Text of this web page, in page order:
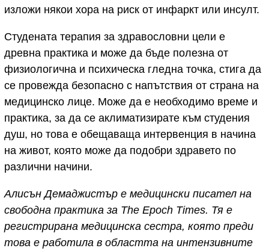
изложи някои хора на риск от инфаркт или инсулт.
Студената терапия за здравословни цели е
древна практика и може да бъде полезна от
физиологична и психическа гледна точка, стига да
се провежда безопасно с напътствия от страна на
медицинско лице. Може да е необходимо време и
практика, за да се аклиматизирате към студения
душ, но това е обещаваща интервенция в начина
на живот, която може да подобри здравето по
различни начини.
Алисън Демаджистър е медицински писател на
свободна практика за The Epoch Times. Тя е
регистрирана медицинска сестра, която преди
това е работила в областта на интензивните